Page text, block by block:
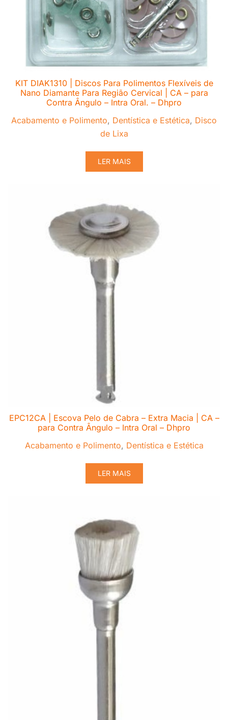
KIT DIAK1310 | Discos Para Polimentos Flexíveis de
Nano Diamante Para Região Cervical | CA – para
Contra Ângulo – Intra Oral. – Dhpro
Acabamento e Polimento, Dentística e Estética, Disco
de Lixa
LER MAIS
EPC12CA | Escova Pelo de Cabra – Extra Macia | CA –
para Contra Ângulo – Intra Oral – Dhpro
Acabamento e Polimento, Dentística e Estética
LER MAIS